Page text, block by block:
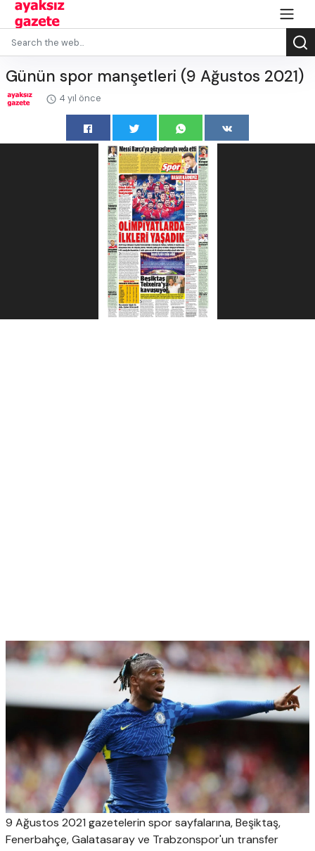
Günün spor manşetleri (9 Ağustos 2021)
4 yıl önce
9 Ağustos 2021 gazetelerin spor sayfalarına, Beşiktaş,
Fenerbahçe, Galatasaray ve Trabzonspor'un transfer